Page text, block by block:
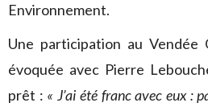
Environnement.
Une participation au Vendée
évoquée avec Pierre
prêt : « J’ai été franc avec eux :